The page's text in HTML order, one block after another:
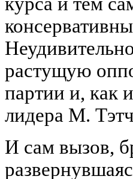
растущую
партии и, как
лидера М.
И сам вызов,